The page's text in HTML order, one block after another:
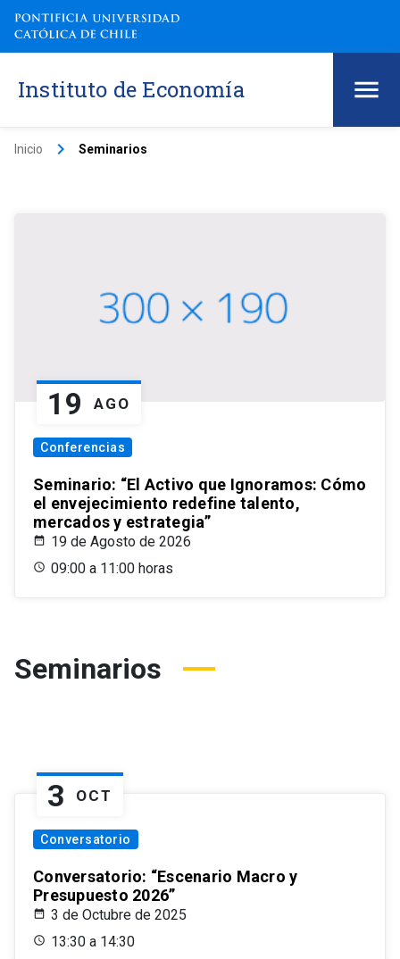
Instituto de Economía
Inicio keyboard_arrow_right Seminarios
19 AGO
Conferencias
Seminario: “El Activo que Ignoramos: Cómo
el envejecimiento redefine talento,
mercados y estrategia”
19 de Agosto de 2026
09:00 a 11:00 horas
Seminarios
3 OCT
Conversatorio
Conversatorio: “Escenario Macro y
Presupuesto 2026”
3 de Octubre de 2025
13:30 a 14:30